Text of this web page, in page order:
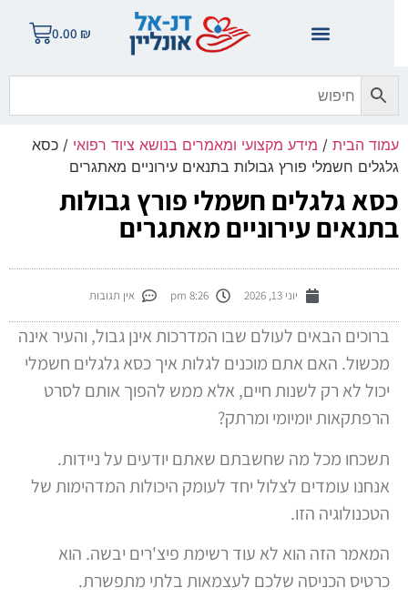
0.00
הבית/ מידע מקצועי ומאמרים בנושא ציוד רפואי/ כסא
חשמלי פורץ גבולות בתנאים עירוניים מאתגרים
גלגלים חשמלי פורץ גבולות
עירוניים מאתגרים
יוני 13, 2026 8:26 pm אין תגובות
ברוכים הבאים לעולם שבו המדרכות אינן גבול, והעיר אינה
מכשול. האם אתם מוכנים לגלות איך כסא גלגלים חשמלי
יכול לא רק לשנות חיים, אלא ממש להפוך אותם לסרט
הרפתקאות יומיומי ומרתק?
תשכחו מכל מה שחשבתם שאתם יודעים על ניידות.
אנחנו עומדים לצלול יחד לעומק היכולות המדהימות של
הטכנולוגיה הזו.
המאמר הזה הוא לא עוד רשימת פיצ'רים יבשה. הוא
כרטיס הכניסה שלכם לעצמאות בלתי מתפשרת.